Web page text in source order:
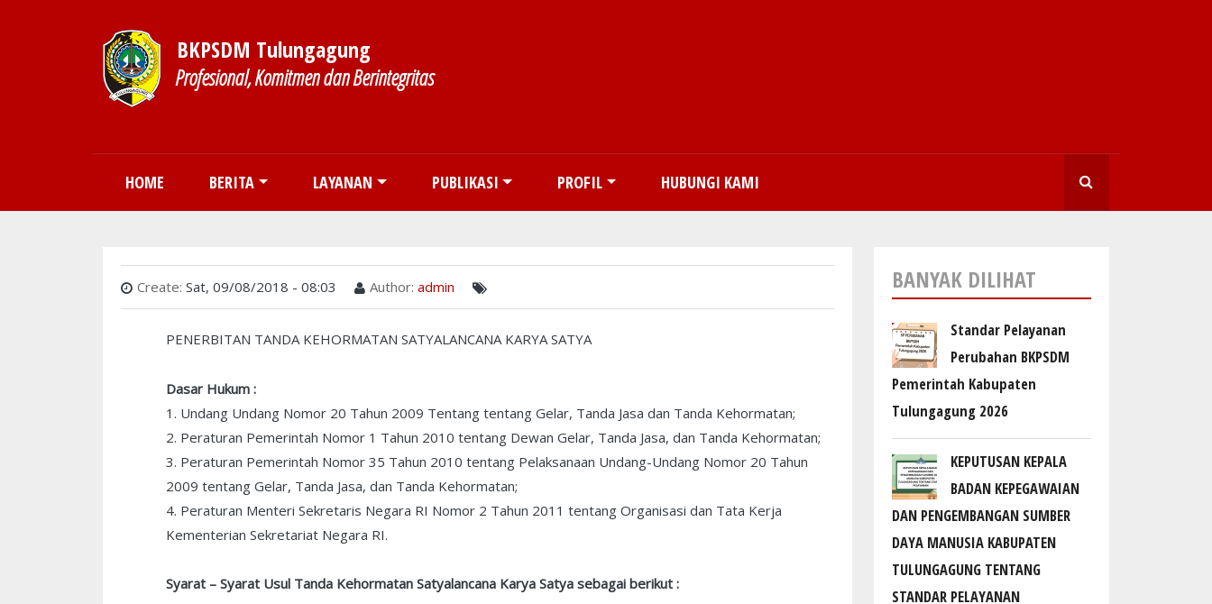
BKPSDM Tulungagung
Profesional, Komitmen dan Berintegritas
HOME BERITA LAYANAN PUBLIKASI PROFIL HUBUNGI KAMI
Create: Sat, 09/08/2018 - 08:03 Author: admin
PENERBITAN TANDA KEHORMATAN SATYALANCANA KARYA SATYA
Dasar Hukum :
1. Undang Undang Nomor 20 Tahun 2009 Tentang tentang Gelar, Tanda Jasa dan Tanda Kehormatan;
2. Peraturan Pemerintah Nomor 1 Tahun 2010 tentang Dewan Gelar, Tanda Jasa, dan Tanda Kehormatan;
3. Peraturan Pemerintah Nomor 35 Tahun 2010 tentang Pelaksanaan Undang-Undang Nomor 20 Tahun
2009 tentang Gelar, Tanda Jasa, dan Tanda Kehormatan;
4. Peraturan Menteri Sekretaris Negara RI Nomor 2 Tahun 2011 tentang Organisasi dan Tata Kerja
Kementerian Sekretariat Negara RI.
Syarat – Syarat Usul Tanda Kehormatan Satyalancana Karya Satya sebagai berikut :
BANYAK DILIHAT
Standar Pelayanan
Perubahan BKPSDM
Pemerintah Kabupaten
Tulungagung 2026
KEPUTUSAN KEPALA
BADAN KEPEGAWAIAN
DAN PENGEMBANGAN SUMBER
DAYA MANUSIA KABUPATEN
TULUNGAGUNG TENTANG
STANDAR PELAYANAN